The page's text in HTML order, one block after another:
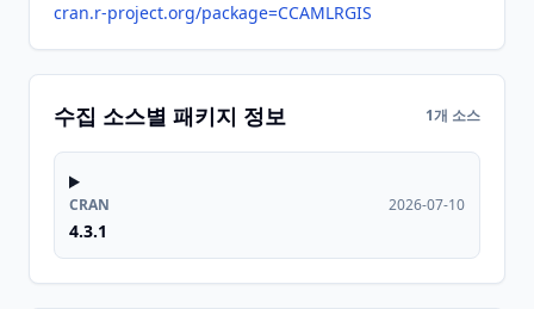
cran.r-project.org/package=CCAMLRGIS
수집 소스별 패키지 정보 1개 소스
CRAN
4.3.1
2026-07-10